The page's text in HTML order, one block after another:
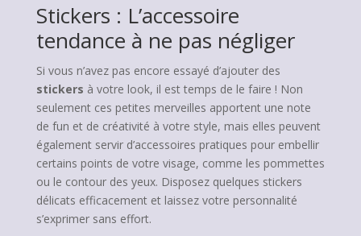
Stickers : L’accessoire
tendance à ne pas négliger
Si vous n’avez pas encore essayé d’ajouter des
stickers à votre look, il est temps de le faire ! Non
seulement ces petites merveilles apportent une note
de fun et de créativité à votre style, mais elles peuvent
également servir d’accessoires pratiques pour embellir
certains points de votre visage, comme les pommettes
ou le contour des yeux. Disposez quelques stickers
délicats efficacement et laissez votre personnalité
s’exprimer sans effort.